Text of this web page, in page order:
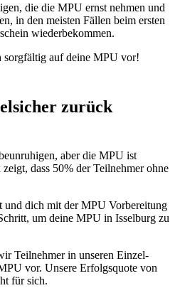
die die MPU ernst nehmen und
in den meisten Fällen beim ersten
wiederbekommen.
sorgfältig auf deine MPU vor!
zurück
aber die MPU ist
dass 50% der Teilnehmer ohne
und dich mit der MPU Vorbereitung
um deine MPU in Isselburg zu
Teilnehmer in unseren Einzel-
vor. Unsere Erfolgsquote von
für sich.